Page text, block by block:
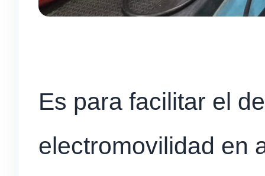
Es para facilitar el
electromovilidad en